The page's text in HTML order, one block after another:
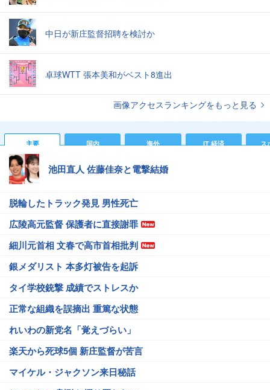
中日が新庄監督招聘を検討か
卓球WTT 張本美和がベスト8進出
画像アクセスランキングをもっと見る
主要 国内 海外 IT 経済 ス
池田直人 佐藤佳奈と電撃結婚
脱輪したトラック発見 男性死亡
広陵高元監督 保護者に直接謝罪
細川元首相 文春で高市首相批判
銀メダリスト 本多灯被告を起訴
タイ学校銃撃 成績でストレスか
正常な組織を誤摘出 重篤な状態
れいわの新党名「覚えづらい」
楽天から死球5個 新庄監督が苦言
マイケル・ジャクソン来日秘話